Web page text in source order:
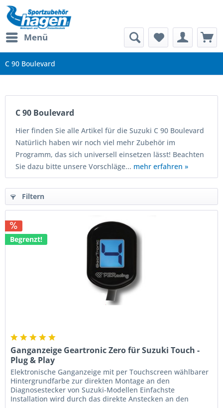
Menü
C 90 Boulevard
C 90 Boulevard
Hier finden Sie alle Artikel für die Suzuki C 90 Boulevard
Natürlich haben wir noch viel mehr Zubehör im
Programm, das sich universell einsetzen lässt! Beachten
Sie dazu bitte unsere Vorschläge... mehr erfahren »
Filtern
Begrenzt!
Ganganzeige Geartronic Zero für Suzuki Touch -
Plug & Play
Elektronische Ganganzeige mit per Touchscreen wählbarer
Hintergrundfarbe zur direkten Montage an den
Diagnosestecker von Suzuki-Modellen Einfachste
Installation wird durch das direkte Anstecken an den